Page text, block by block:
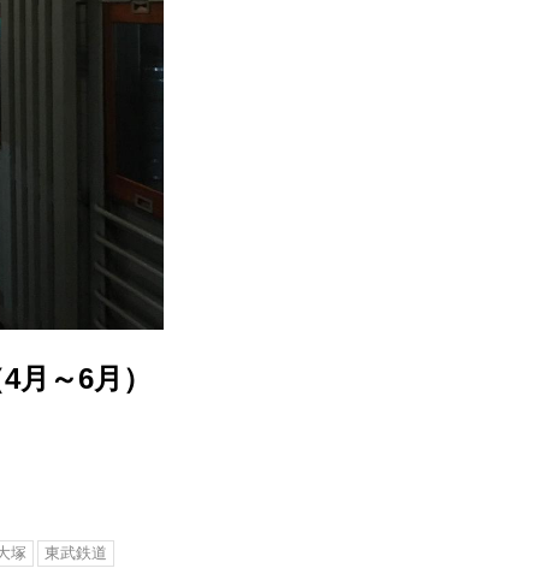
～6月）
塚 東武鉄道